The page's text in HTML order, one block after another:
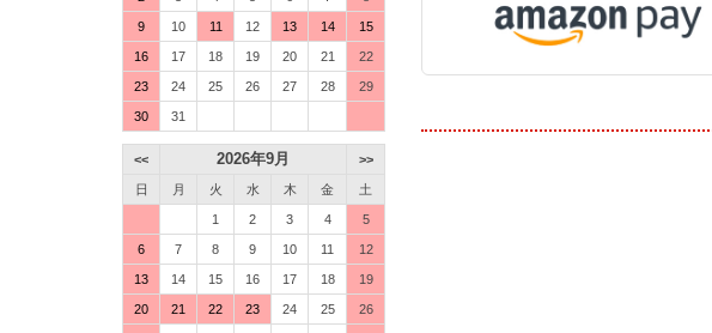
9 10 11 12 13 14 15
16 17 18 19 20 21 22
23 24 25 26 27 28 29
30 31
<< 2026年9月 >>
日 月 火 水 木 金 土
1 2 3 4 5
6 7 8 9 10 11 12
13 14 15 16 17 18 19
20 21 22 23 24 25 26